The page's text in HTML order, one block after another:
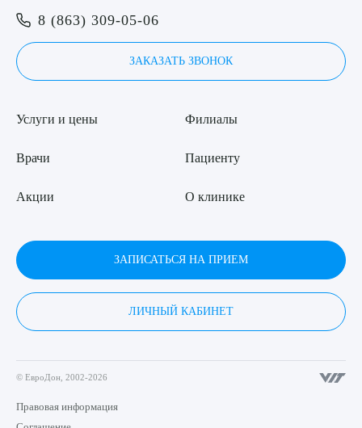
8 (863) 309-05-06
ЗАКАЗАТЬ ЗВОНОК
Услуги и цены
Врачи
Акции
Филиалы
Пациенту
О клинике
ЗАПИСАТЬСЯ НА ПРИЕМ
ЛИЧНЫЙ КАБИНЕТ
© ЕвроДон, 2002-2026
Правовая информация